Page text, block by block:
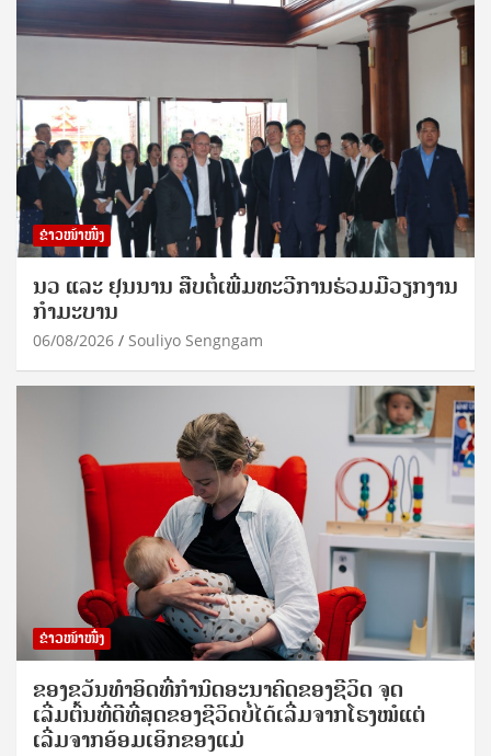
ຂ່າວໜ້າໜຶ່ງ
ນວ ແລະ ຢຸນນານ ສືບຕໍ່ເພີ່ມທະວີການຮ່ວມມືວຽກງານ
ກຳມະບານ
06/08/2026 Souliyo Sengngam
ຂ່າວໜ້າໜຶ່ງ
ຂອງຂວັນທໍາອິດທີ່ກໍານົດອະນາຄົດຂອງຊີວິດ ຈຸດ
ເລີ່ມຕົ້ນທີ່ດີທີ່ສຸດຂອງຊີວິດບໍ່ໄດ້ເລີ່ມຈາກໂຮງໝໍແຕ່
ເລີ່ມຈາກອ້ອມເອິກຂອງແມ່